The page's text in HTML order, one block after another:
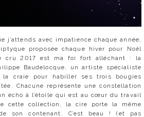
j’attends avec impatience chaque année,
proposée chaque hiver pour Noël
cru 2017 est ma foi fort alléchant : la
Baudelocque, un artiste spécialiste
la craie pour habiller ses trois bougies
Chacune représente une constellation
écho à l’étoile qui est au cœur du travail
cette collection, la cire porte la même
son contenant. C’est beau ! (et pas